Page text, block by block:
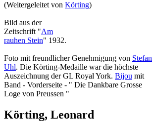
(Weitergeleitet von Körting)
Bild aus der
Zeitschrift "Am
rauhen Stein" 1932.
Foto mit freundlicher Genehmigung von Stefan
Uhl. Die Körting-Medaille war die höchste
Auszeichnung der GL Royal York. Bijou mit
Band - Vorderseite - " Die Dankbare Grosse
Loge von Preussen "
Körting, Leonard